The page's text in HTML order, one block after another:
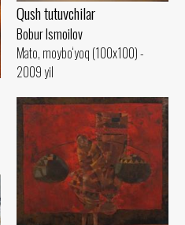
Qush tutuvchilar
Bobur Ismoilov
Mato, moybo‘yoq (100x100) -
2009 yil